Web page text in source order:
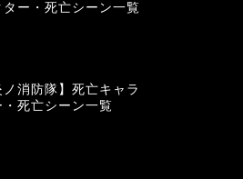
ター・死亡シーン一覧
ノ消防隊】死亡キャラ
・死亡シーン一覧